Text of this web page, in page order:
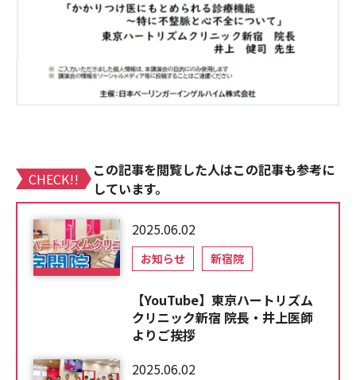
CHECK!!
この記事を閲覧した人はこの記事も参考に
しています。
2025.06.02
お知らせ 新宿院
【YouTube】東京ハートリズム
クリニック新宿 院長・井上医師
よりご挨拶
2025.06.02